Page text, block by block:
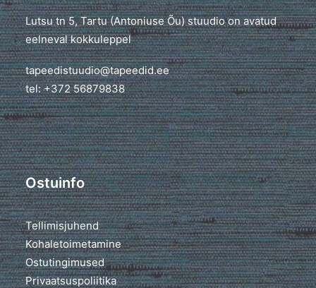
Lutsu tn 5, Tartu (Antoniuse Õu) stuudio on avatud
eelneval kokkuleppel
tapeedistuudio@tapeedid.ee
tel: +372 56879838
Ostuinfo
Tellimisjuhend
Kohaletoimetamine
Ostutingimused
Privaatsuspoliitika